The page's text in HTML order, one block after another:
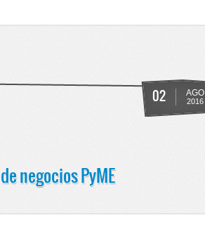
02 AGO
2016
negocios PyME